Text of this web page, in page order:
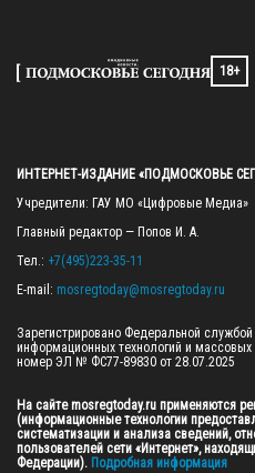
18+
ИНТЕРНЕТ-ИЗДАНИЕ «ПОДМОСКОВЬЕ
Учредители: ГАУ МО «Цифровые Медиа»
Главный редактор — Попов И. А.
Тел.: +7(495)223-35-11
E-mail: mosregtoday@mosregtoday.ru
Зарегистрировано Федеральной
информационных технологий и
номер ЭЛ № ФС77-89830 от 28.07.2025
На сайте mosregtoday.ru применяются
(информационные технологии
систематизации и анализа сведений,
пользователей сети «Интернет»,
Федерации). Подробная информация